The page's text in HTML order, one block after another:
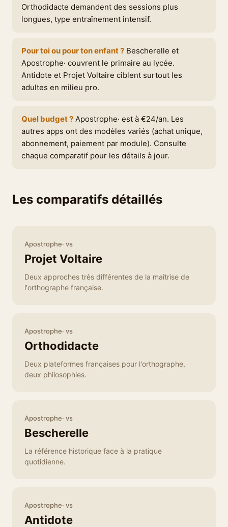
Orthodidacte demandent des sessions plus
longues, type entraînement intensif.
Pour toi ou pour ton enfant ? Bescherelle et
Apostrophe· couvrent le primaire au lycée.
Antidote et Projet Voltaire ciblent surtout les
adultes en milieu pro.
Quel budget ? Apostrophe· est à €24/an. Les
autres apps ont des modèles variés (achat unique,
abonnement, paiement par module). Consulte
chaque comparatif pour les détails à jour.
Les comparatifs détaillés
Apostrophe· vs
Projet Voltaire
Deux approches très différentes de la maîtrise de
l'orthographe française.
Apostrophe· vs
Orthodidacte
Deux plateformes françaises pour l'orthographe,
deux philosophies.
Apostrophe· vs
Bescherelle
La référence historique face à la pratique
quotidienne.
Apostrophe· vs
Antidote